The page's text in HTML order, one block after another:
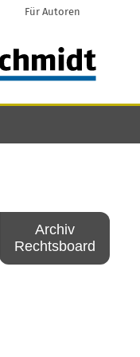
Für Autoren
Archiv
Rechtsboard